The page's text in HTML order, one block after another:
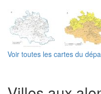
Voir toutes les cartes du